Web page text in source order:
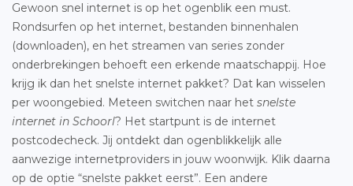
Gewoon snel internet is op het ogenblik een must.
Rondsurfen op het internet, bestanden binnenhalen
(downloaden), en het streamen van series zonder
onderbrekingen behoeft een erkende maatschappij. Hoe
krijg ik dan het snelste internet pakket? Dat kan wisselen
per woongebied. Meteen switchen naar het snelste
internet in Schoorl? Het startpunt is de internet
postcodecheck. Jij ontdekt dan ogenblikkelijk alle
aanwezige internetproviders in jouw woonwijk. Klik daarna
op de optie “snelste pakket eerst”. Een andere